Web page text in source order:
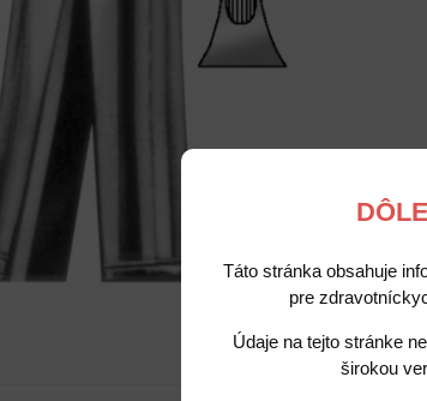
Táto stránka obsahuje
pre
Údaje na tejto stránke
širokou
Popis